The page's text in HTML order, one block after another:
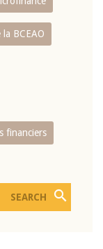
BCEAO
financiers